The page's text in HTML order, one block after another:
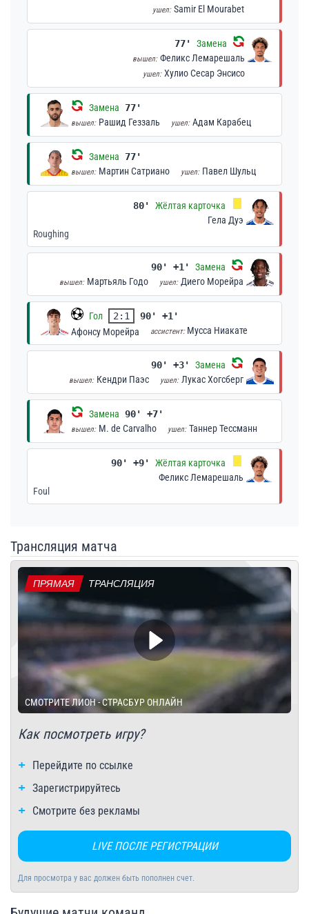
ушел: Samir El Mourabet
77' Замена
вышел: Феликс Лемарешаль
ушел: Хулио Сесар Энсисо
Замена 77'
вышел: Рашид Геззаль ушел: Адам Карабец
Замена 77'
вышел: Мартин Сатриано ушел: Павел Шульц
80'
Жёлтая карточка
Гела Дуэ
Roughing
90' +1' Замена
вышел: Мартьяль Годо ушел: Диего Морейра
Гол 2:1
90' +1'
Афонсу Морейра
ассистент: Мусса Ниакате
90' +3' Замена
вышел: Кендри Паэс ушел: Лукас Хогсберг
Замена 90' +7'
вышел: M. de Carvalho ушел: Таннер Тессманн
90' +9'
Жёлтая карточка
Феликс Лемарешаль
Foul
Трансляция матча
ПРЯМАЯ ТРАНСЛЯЦИЯ
СМОТРИТЕ ЛИОН - СТРАСБУР ОНЛАЙН
Как посмотреть игру?
Перейдите по ссылке
Зарегистрируйтесь
Смотрите без рекламы
LIVE ПОСЛЕ РЕГИСТРАЦИИ
Для просмотра у вас должен быть пополнен счет.